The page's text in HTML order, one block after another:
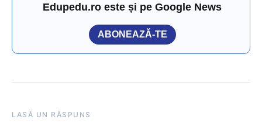
Edupedu.ro este și pe Google News
ABONEAZĂ-TE
LASĂ UN RĂSPUNS